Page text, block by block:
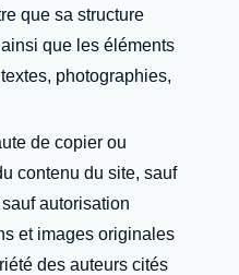
que sa structure
que les éléments
photographies,
de copier ou
contenu du site, sauf
autorisation
et images originales
des auteurs cités